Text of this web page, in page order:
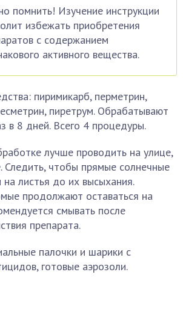
помнить! Изучение инструкции
избежать приобретения
с содержанием
активного вещества.
пиримикарб, перметрин,
пиретрум. Обрабатывают
в 8 дней. Всего 4 процедуры.
лучше проводить на улице,
Следить, чтобы прямые солнечные
листья до их высыхания.
продолжают оставаться на
смывать после
препарата.
палочки и шарики с
готовые аэрозоли.